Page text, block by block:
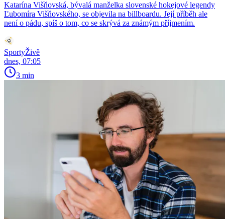
Katarína Višňovská, bývalá manželka slovenské hokejové legendy
Ľubomíra Višňovského, se objevila na billboardu. Její příběh ale
není o pádu, spíš o tom, co se skrývá za známým příjmením.
SportyŽivě
dnes, 07:05
3 min